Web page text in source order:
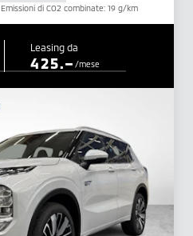
di CO2 combinate: 19 g/km
Leasing da
425.–/mese